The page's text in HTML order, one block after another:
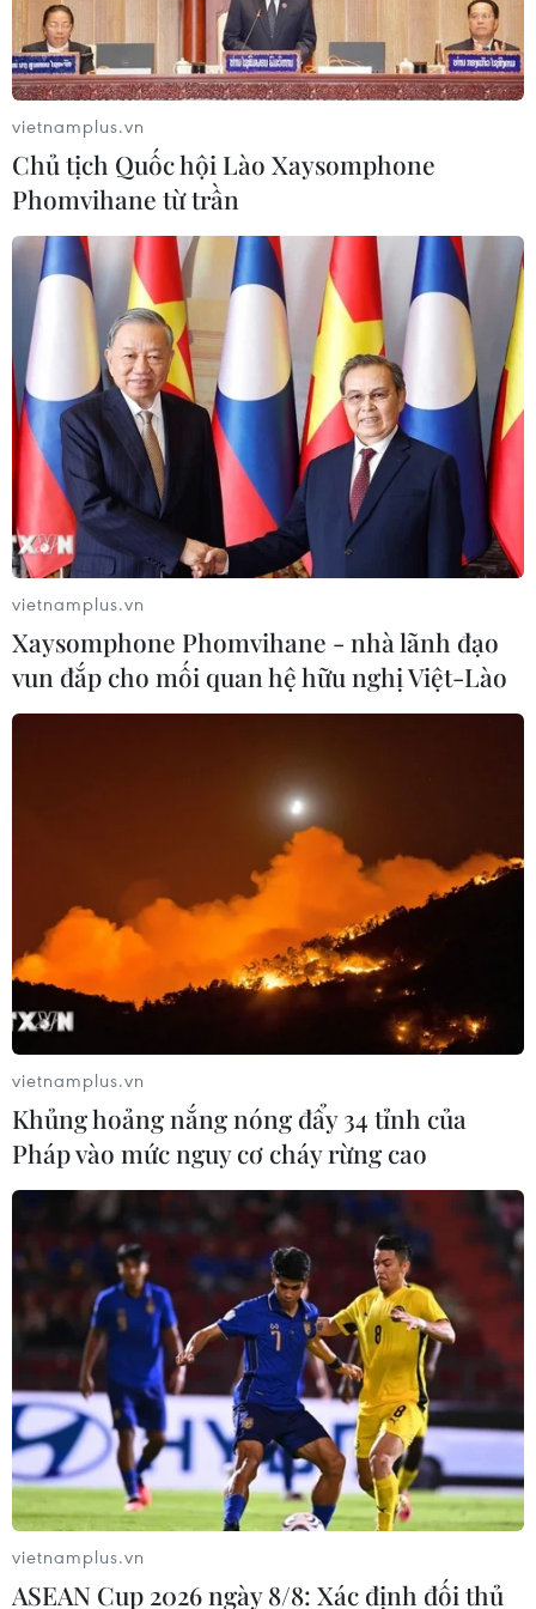
vietnamplus.vn
Chủ tịch Quốc hội Lào Xaysomphone
Phomvihane từ trần
vietnamplus.vn
Xaysomphone Phomvihane - nhà lãnh đạo
vun đắp cho mối quan hệ hữu nghị Việt-Lào
vietnamplus.vn
Khủng hoảng nắng nóng đẩy 34 tỉnh của
Pháp vào mức nguy cơ cháy rừng cao
vietnamplus.vn
ASEAN Cup 2026 ngày 8/8: Xác định đối thủ